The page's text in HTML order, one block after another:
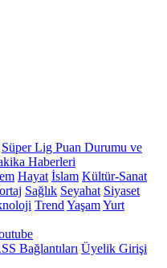
Süper Lig Puan Durumu ve
Haberleri
Hayat İslam Kültür-Sanat
Sağlık Seyahat Siyaset
Trend YaşamYurt
Bağlantıları Üyelik Girişi